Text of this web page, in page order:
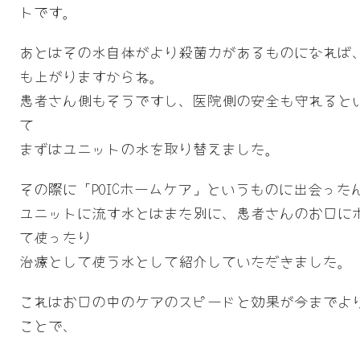
トです。
あとはその水自体がより殺菌力があるものになれば
も上がりますからね。
患者さん側もそうですし、医院側の安全も守れると
て
まずはユニットの水を取り替えました。
その際に「POICホームケア」というものに出会った
ユニットに流す水とはまた別に、患者さんのお口に
て使ったり
治療として使う水として紹介していただきました。
これはお口の中のケアのスピードと効果が今までよ
ことで、